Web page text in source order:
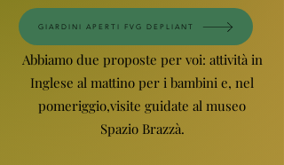
Abbiamo due proposte per voi: attività in
Inglese al mattino per i bambini e, nel
pomeriggio,visite guidate al museo
Spazio Brazzà.
GIARDINI APERTI FVG DEPLIANT